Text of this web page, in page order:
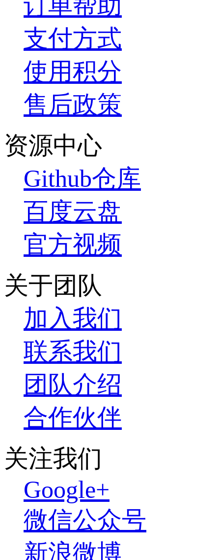
支付方式
使用积分
售后政策
资源中心
Github仓库
百度云盘
官方视频
关于团队
加入我们
联系我们
团队介绍
合作伙伴
关注我们
Google+
微信公众号
新浪微博